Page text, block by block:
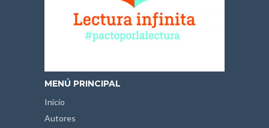
MENÚ PRINCIPAL
Inicio
Autores